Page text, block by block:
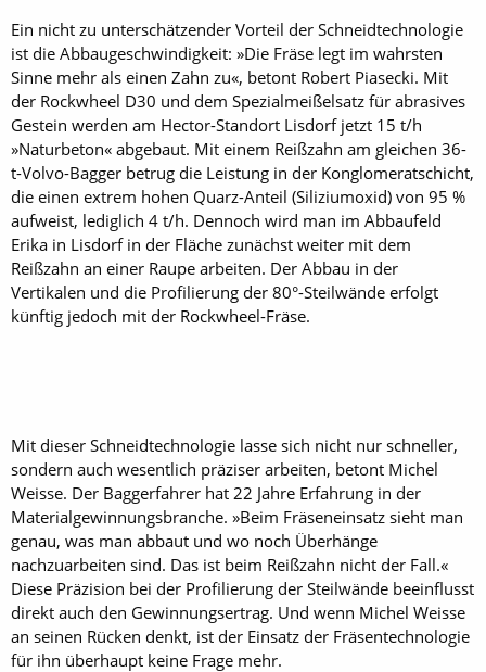
Ein nicht zu unterschätzender Vorteil der Schneidtechnologie
ist die Abbaugeschwindigkeit: »Die Fräse legt im wahrsten
Sinne mehr als einen Zahn zu«, betont Robert Piasecki. Mit
der Rock­wheel D30 und dem Spezialmeißelsatz für abrasives
Gestein werden am Hector-Standort Lisdorf jetzt 15 t/h
»Naturbeton« abgebaut. Mit einem Reißzahn am gleichen 36-
t-Volvo-Bagger betrug die Leistung in der Konglomeratschicht,
die einen extrem hohen Quarz-Anteil (Siliziumoxid) von 95 %
aufweist, lediglich 4 t/h. Dennoch wird man im Abbaufeld
Erika in Lisdorf in der Fläche zunächst weiter mit dem
Reißzahn an einer Raupe arbeiten. Der Abbau in der
Vertikalen und die Profilierung der 80°-Steilwände erfolgt
künftig jedoch mit der Rock­wheel-Fräse.
Mit dieser Schneidtechnologie lasse sich nicht nur schneller,
sondern auch wesentlich präziser arbeiten, betont Michel
Weisse. Der Baggerfahrer hat 22 Jahre Erfahrung in der
Materialgewinnungsbranche. »Beim Fräseneinsatz sieht man
genau, was man abbaut und wo noch Überhänge
nachzuarbeiten sind. Das ist beim Reißzahn nicht der Fall.«
Diese Präzision bei der Profilierung der Steilwände beeinflusst
direkt auch den Gewinnungsertrag. Und wenn Michel Weisse
an seinen Rücken denkt, ist der Einsatz der Fräsentechnologie
für ihn überhaupt keine Frage mehr.